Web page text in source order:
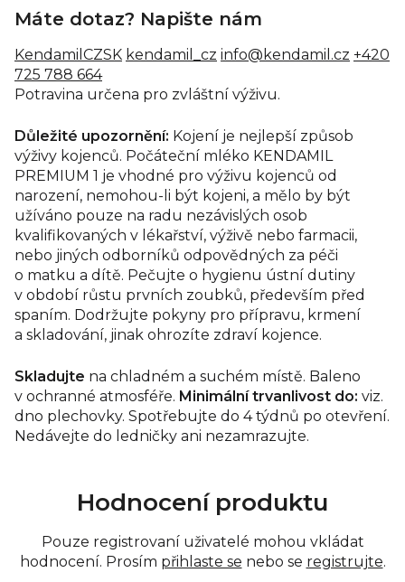
Máte dotaz? Napište nám
KendamilCZSK kendamil_cz info@kendamil.cz +420
725 788 664
Potravina určena pro zvláštní výživu.
Důležité upozornění: Kojení je nejlepší způsob
výživy kojenců. Počáteční mléko KENDAMIL
PREMIUM 1 je vhodné pro výživu kojenců od
narození, nemohou-li být kojeni, a mělo by být
užíváno pouze na radu nezávislých osob
kvalifikovaných v lékařství, výživě nebo farmacii,
nebo jiných odborníků odpovědných za péči
o matku a dítě. Pečujte o hygienu ústní dutiny
v období růstu prvních zoubků, především před
spaním. Dodržujte pokyny pro přípravu, krmení
a skladování, jinak ohrozíte zdraví kojence.
Skladujte na chladném a suchém místě. Baleno
v ochranné atmosféře. Minimální trvanlivost do: viz.
dno plechovky. Spotřebujte do 4 týdnů po otevření.
Nedávejte do ledničky ani nezamrazujte.
Hodnocení produktu
Pouze registrovaní uživatelé mohou vkládat
hodnocení. Prosím přihlaste se nebo se registrujte.